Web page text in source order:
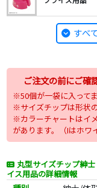
すべ
ご注文の前にご確
※50個が一袋に入ってま
※サイズチップは形状
※カラーチャートはイ
があります。（Iはホワ
丸型サイズチップ紳
イス用品の詳細情報